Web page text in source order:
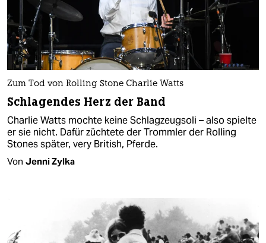
Zum Tod von Rolling Stone Charlie Watts
Schlagendes Herz der Band
Charlie Watts mochte keine Schlagzeugsoli – also spielte
er sie nicht. Dafür züchtete der Trommler der Rolling
Stones später, very British, Pferde.
Von Jenni Zylka